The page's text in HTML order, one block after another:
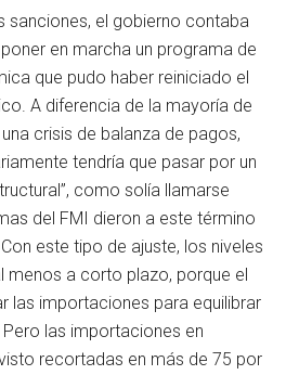
sanciones, el gobierno contaba
en marcha un programa de
que pudo haber reiniciado el
A diferencia de la mayoría de
crisis de balanza de pagos,
tendría que pasar por un
como solía llamarse
del FMI dieron a este término
este tipo de ajuste, los niveles
menos a corto plazo, porque el
las importaciones para equilibrar
las importaciones en
recortadas en más de 75 por